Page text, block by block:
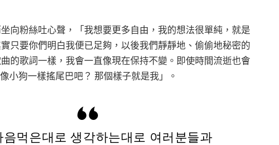
向粉絲吐心聲，「我想要更多自由，我的想法很單純，就是
只要你們明白我便已足夠，以後我們靜靜地、偷偷地秘密的
的歌詞一樣，我會一直像現在保持不變。即使時間流逝也會
小狗一樣搖尾巴吧？ 那個樣子就是我」。
음먹은대로 생각하는대로 여러분들과